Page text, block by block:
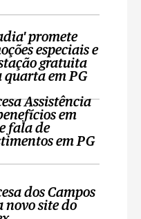
promete
especiais e
gratuita
quarta em PG
Assistência
em
fala de
em PG
dos Campos
novo site do